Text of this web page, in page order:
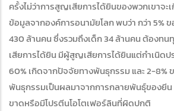
ครั้งไม่ว่าการสูญเสียการได้ยินของพวกเขาจะ
ข้อมูลจากองค์การอนามัยโลก พบว่า กว่า 5%
430 ล้านคน ซึ่งรวมถึงเด็ก 34 ล้านคน ต้องท
เสียการได้ยิน มีผู้สูญเสียการได้ยินแต่กําเนิดป
60% เกิดจากปัจจัยทางพันธุกรรม และ 2-8%
พันธุกรรมเป็นผลมาจากการกลายพันธุ์ของยีน
ขาดหรือมีโปรตีนโอโตเฟอร์ลินที่ผิดปกติ